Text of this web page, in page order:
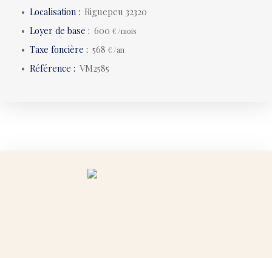
Localisation : Riguepeu 32320
Loyer de base : 600€ /mois
Taxe foncière : 568€ /an
Référence : VM2585